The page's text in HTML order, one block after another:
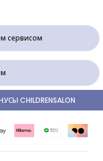
сервисом
CHILDRENSALON